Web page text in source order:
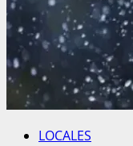
LOCALES